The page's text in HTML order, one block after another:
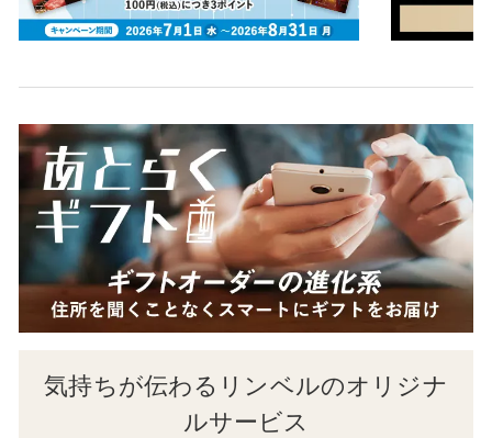
気持ちが伝わるリンベルのオリジナ
ルサービス